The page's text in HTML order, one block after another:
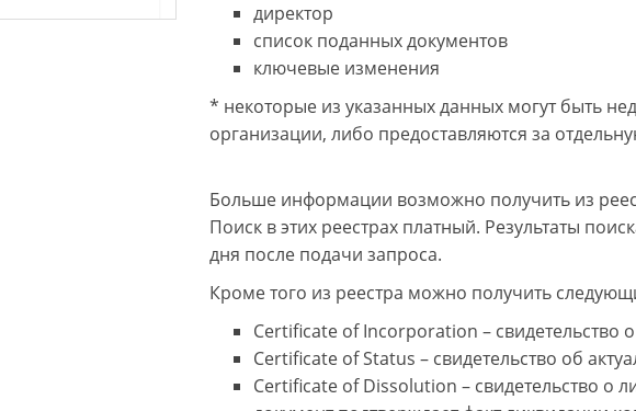
директор
список поданных документов
ключевые изменения
* некоторые из указанных данных могут быть
организации, либо предоставляются за
Больше информации возможно получить из
Поиск в этих реестрах платный. Результаты
дня после подачи запроса.
Кроме того из реестра можно получить
Certificate of Incorporation – свидетельство
Certificate of Status – свидетельство об
Certificate of Dissolution – свидетельство о